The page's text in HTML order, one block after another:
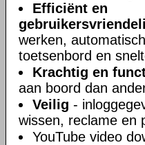
Efficiënt en
werken,
toetsenbord en
Krachtig en
aan boord dan
Veilig -
wissen, reclame en
YouTube video